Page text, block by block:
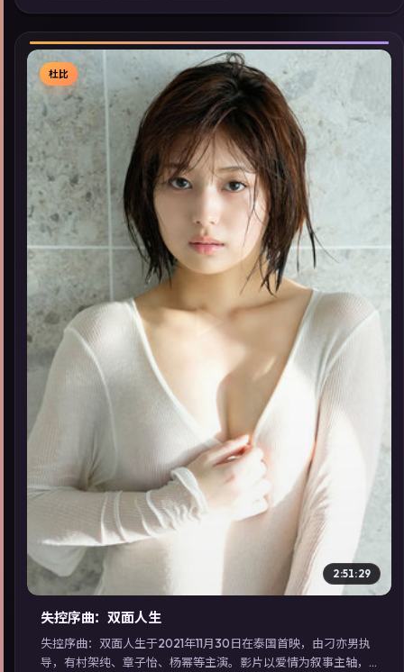
剧在线看」延展检索同类型高分佳作，畅享高清在线追剧体验。
▶
杜比
2:51:29
失控序曲：双面人生
失控序曲：双面人生于2021年11月30日在泰国首映，由刁亦男执
导，有村架纯、章子怡、杨幂等主演。影片以爱情为叙事主轴，